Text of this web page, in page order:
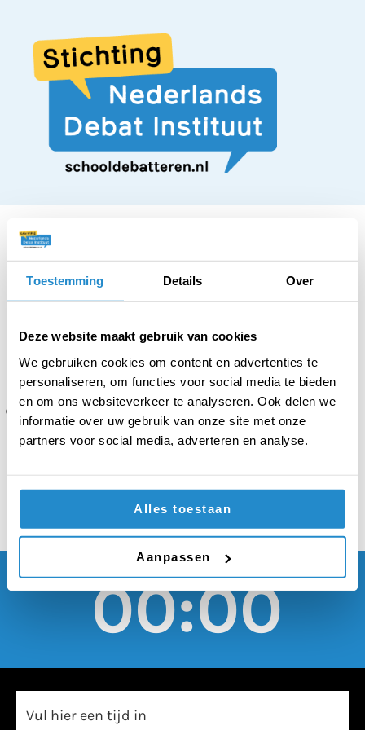
Toestemming Details Over
Deze website maakt gebruik van cookies
We gebruiken cookies om content en advertenties te
personaliseren, om functies voor social media te bieden
en om ons websiteverkeer te analyseren. Ook delen we
informatie over uw gebruik van onze site met onze
partners voor social media, adverteren en analyse.
Alles toestaan
Aanpassen
STELLING
Iedere leerling moet
een coronatest doen
aan het einde van een
schoolvakantie
00:00